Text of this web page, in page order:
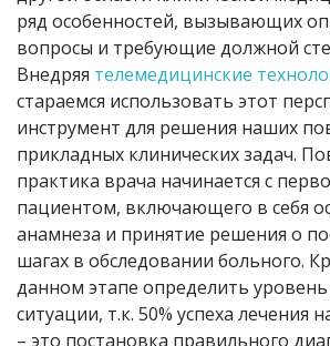
ряд особенностей, вызывающих
вопросы и требующие должной
Внедряя телемедицинские
стараемся использовать этот
инструмент для решения наших
прикладных клинических задач.
практика врача начинается с
пациентом, включающего в себя
анамнеза и принятие решения о
шагах в обследовании больного.
данном этапе определить
ситуации, т.к. 50% успеха лечения
– это постановка правильного